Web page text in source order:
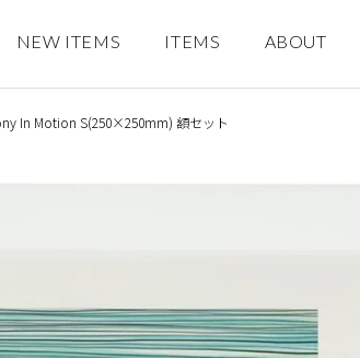
NEW ITEMS ITEMS ABOUT
検索
In Motion S(250×250mm) 額セット